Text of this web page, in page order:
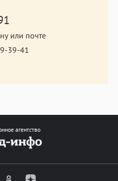
или почте
39-41
агентство